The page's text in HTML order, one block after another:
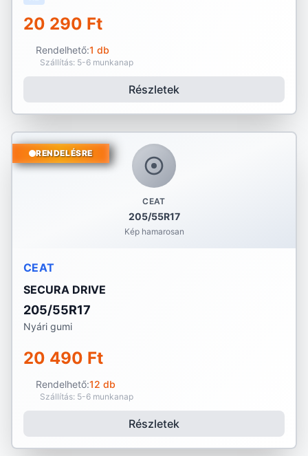
20 290 Ft
Rendelhető:1 db
Szállítás: 5-6 munkanap
Részletek
CEAT
205/55R17
Kép hamarosan
RENDELÉSRE
CEAT
SECURA DRIVE
205/55R17
Nyári gumi
20 490 Ft
Rendelhető:12 db
Szállítás: 5-6 munkanap
Részletek